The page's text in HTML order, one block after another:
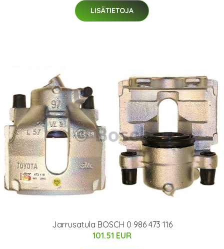
LISÄTIETOJA
Jarrusatula BOSCH 0 986 473 116
101.51 EUR